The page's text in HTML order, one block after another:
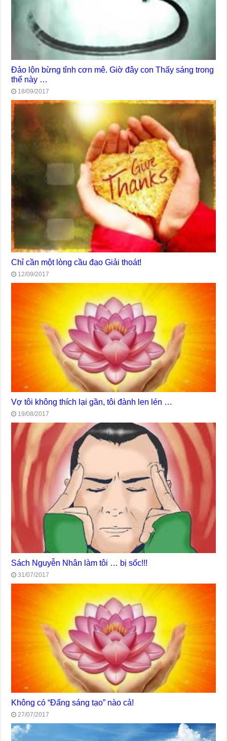
Đảo lộn bừng tỉnh cơn mê. Giờ đây con Thấy sáng trong
thế này …
18/09/2017
Chỉ cần một lòng cầu đạo Giải thoát!
12/09/2017
Vợ tôi không thích lại gần, tôi đành len lén …
19/08/2017
Sách Nguyễn Nhân làm tôi … bị sốc!!!
31/07/2017
Không có “Đấng sáng tạo” nào cả!
27/07/2017